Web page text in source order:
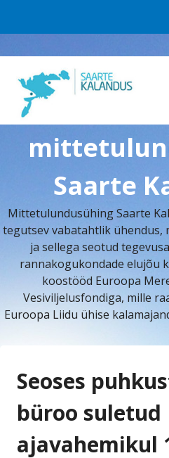
Saarte
Mittetulundusühing Saarte
tegutsev vabatahtlik ühendus,
ja sellega seotud
rannakogukondade elujõu
koostööd Euroopa
Vesiviljelusfondiga, mille
Euroopa Liidu ühise
Seoses
büroo suletud
ajavahemikul